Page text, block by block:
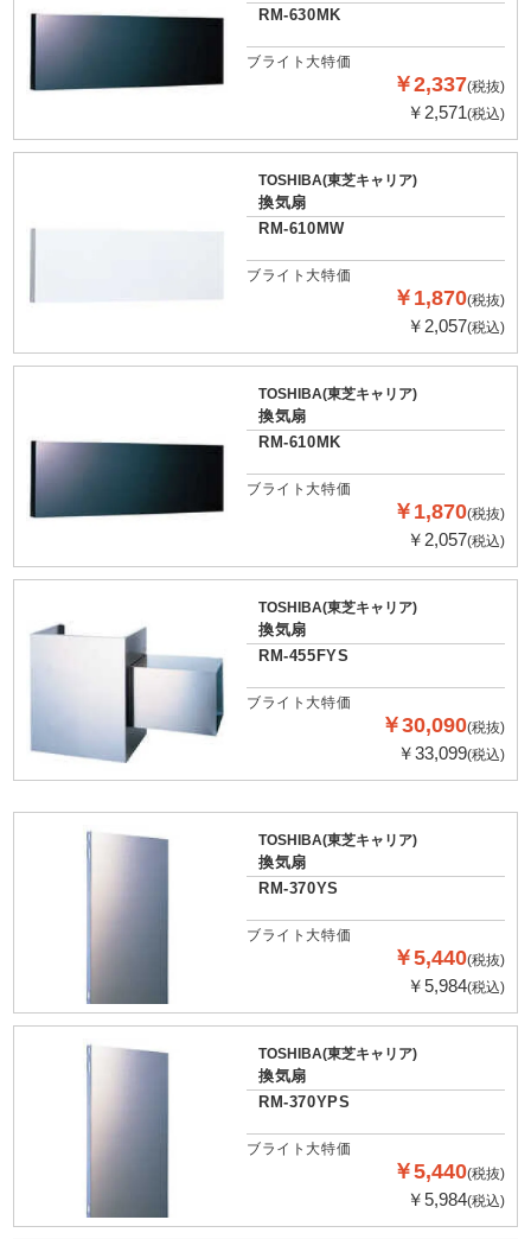
RM-630MK
ブライト大特価
￥2,337(税抜)
￥2,571(税込)
TOSHIBA(東芝キャリア)
換気扇
RM-610MW
ブライト大特価
￥1,870(税抜)
￥2,057(税込)
TOSHIBA(東芝キャリア)
換気扇
RM-610MK
ブライト大特価
￥1,870(税抜)
￥2,057(税込)
TOSHIBA(東芝キャリア)
換気扇
RM-455FYS
ブライト大特価
￥30,090(税抜)
￥33,099(税込)
TOSHIBA(東芝キャリア)
換気扇
RM-370YS
ブライト大特価
￥5,440(税抜)
￥5,984(税込)
TOSHIBA(東芝キャリア)
換気扇
RM-370YPS
ブライト大特価
￥5,440(税抜)
￥5,984(税込)